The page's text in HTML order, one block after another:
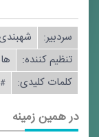
سردبیر:
تنظیم كننده:
کلمات کلیدی:
در همین زمینه